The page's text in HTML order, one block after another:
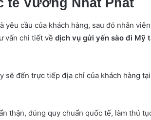
tế Vương Nhất Phát
yêu cầu của khách hàng, sau đó nhân
vấn chi tiết về dịch vụ gửi yến sào đi Mỹ
sẽ đến trực tiếp địa chỉ của khách hàng
thận, đúng quy chuẩn quốc tế, làm thủ